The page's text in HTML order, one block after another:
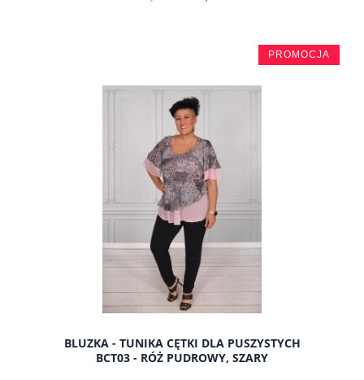
do koszyka
BLUZKA - TUNIKA CĘTKI DLA PUSZYSTYCH
BCT03 - RÓŻ PUDROWY, SZARY
PROMOCJA